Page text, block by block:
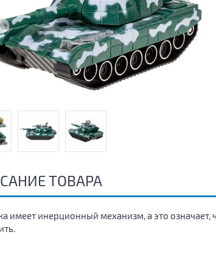
ТОВАРА
имеет инерционный механизм, а это означает,